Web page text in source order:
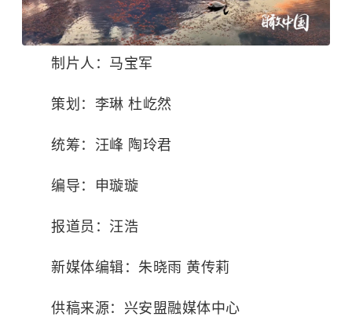
制片人：马宝军
策划：李琳 杜屹然
统筹：汪峰 陶玲君
编导：申璇璇
报道员：汪浩
新媒体编辑：朱晓雨 黄传莉
供稿来源：兴安盟融媒体中心